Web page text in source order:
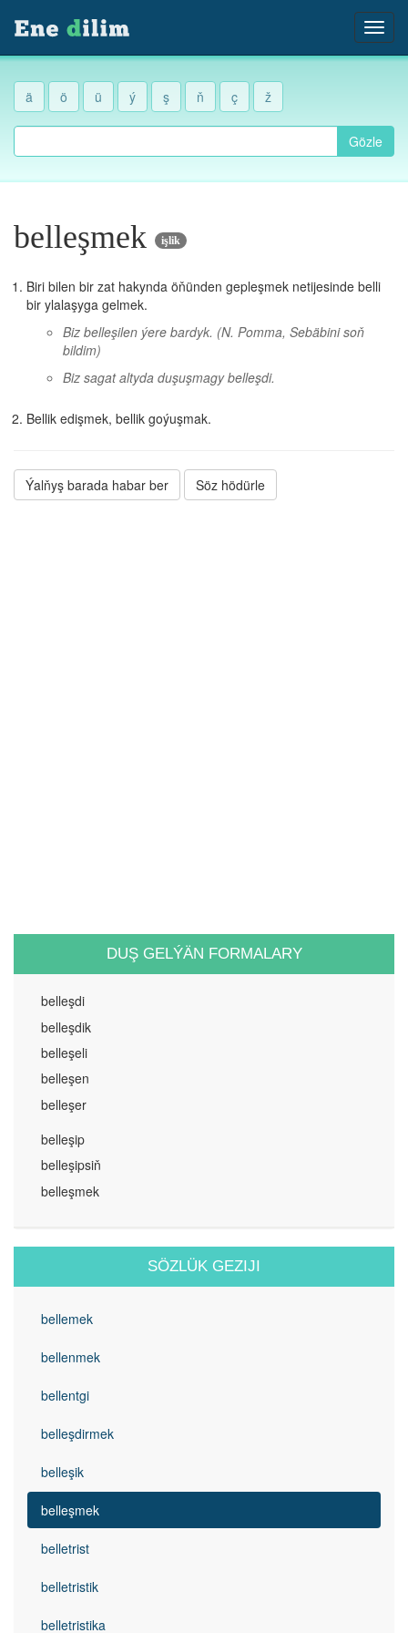
ä ö ü ý ş ň ç ž
Gözle
belleşmek işlik
Biri bilen bir zat hakynda öňünden gepleşmek netijesinde belli
bir ylalaşyga gelmek.
Biz belleşilen ýere bardyk. (N. Pomma, Sebäbini soň
bildim)
Biz sagat altyda duşuşmagy belleşdi.
Bellik edişmek, bellik goýuşmak.
Ýalňyş barada habar ber Söz hödürle
DUŞ GELÝÄN FORMALARY
belleşdi
belleşdik
belleşeli
belleşen
belleşer
belleşip
belleşipsiň
belleşmek
SÖZLÜK GEZIJI
bellemek
bellenmek
bellentgi
belleşdirmek
belleşik
belleşmek
belletrist
belletristik
belletristika